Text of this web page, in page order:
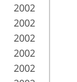
2002 "תערוכת אמני אגודת הציירים והפסלים" מרכז המורים ע"ש גרינברג, ב"ש
2002 "התחדשות", היכל התרבות, אשקלון
2002 "ציורים מהטבע", ספריה עירונית ב"ש
2002 "מציורי קטלוג 2002" בית יד לבנים, ב"ש
2002 "עלה של זית", דליית אל-כרמל